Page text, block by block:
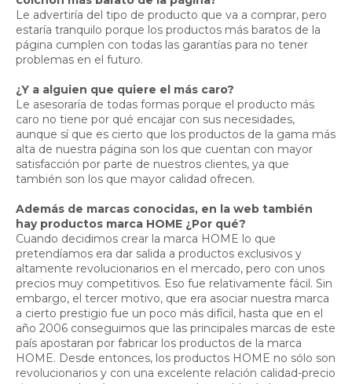
Le advertiría del tipo de producto que va a comprar, pero
estaría tranquilo porque los productos más baratos de la
página cumplen con todas las garantías para no tener
problemas en el futuro.
¿Y a alguien que quiere el más caro?
Le asesoraría de todas formas porque el producto más
caro no tiene por qué encajar con sus necesidades,
aunque sí que es cierto que los productos de la gama más
alta de nuestra página son los que cuentan con mayor
satisfacción por parte de nuestros clientes, ya que
también son los que mayor calidad ofrecen.
Además de marcas conocidas, en la web también
hay productos marca HOME ¿Por qué?
Cuando decidimos crear la marca HOME lo que
pretendíamos era dar salida a productos exclusivos y
altamente revolucionarios en el mercado, pero con unos
precios muy competitivos. Eso fue relativamente fácil. Sin
embargo, el tercer motivo, que era asociar nuestra marca
a cierto prestigio fue un poco más difícil, hasta que en el
año 2006 conseguimos que las principales marcas de este
país apostaran por fabricar los productos de la marca
HOME. Desde entonces, los productos HOME no sólo son
revolucionarios y con una excelente relación calidad-precio